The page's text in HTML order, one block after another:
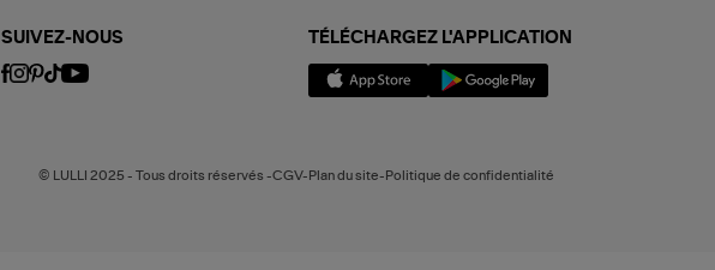
SUIVEZ-NOUS TÉLÉCHARGEZ L'APPLICATION
© LULLI 2025 - Tous droits réservés -CGV-Plan du site-Politique de confidentialité